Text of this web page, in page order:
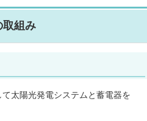
取組み
太陽光発電システムと蓄電器を